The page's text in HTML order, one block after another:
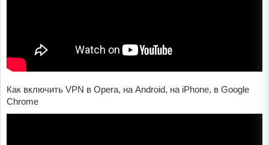
Как включить VPN в Opera, на Android, на iPhone, в Google
Chrome